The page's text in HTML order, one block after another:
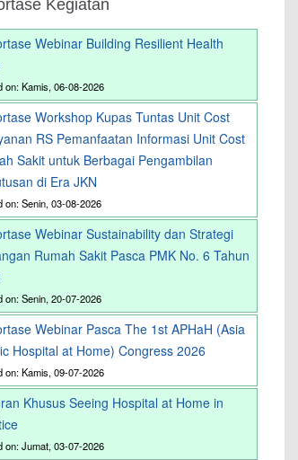
Kegiatan
Webinar Building Resilient Health
on: Kamis, 06-08-2026
Workshop Kupas Tuntas Unit Cost
RS Pemanfaatan Informasi Unit Cost
Sakit untuk Berbagai Pengambilan
di Era JKN
on: Senin, 03-08-2026
Webinar Sustainability dan Strategi
Rumah Sakit Pasca PMK No. 6 Tahun
on: Senin, 20-07-2026
Webinar Pasca The 1st APHaH (Asia
Hospital at Home) Congress 2026
on: Kamis, 09-07-2026
Khusus Seeing Hospital at Home in
on: Jumat, 03-07-2026